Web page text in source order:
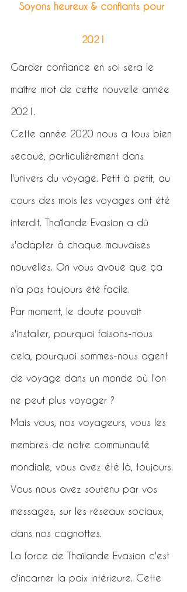
Soyons heureux & confiants pour
2021
Garder confiance en soi sera le
maître mot de cette nouvelle année
2021.
Cette année 2020 nous a tous bien
secoué, particulièrement dans
l'univers du voyage. Petit à petit, au
cours des mois les voyages ont été
interdit. Thaïlande Evasion a dû
s'adapter à chaque mauvaises
nouvelles. On vous avoue que ça
n'a pas toujours été facile.
Par moment, le doute pouvait
s'installer, pourquoi faisons-nous
cela, pourquoi sommes-nous agent
de voyage dans un monde où l'on
ne peut plus voyager ?
Mais vous, nos voyageurs, vous les
membres de notre communauté
mondiale, vous avez été là, toujours.
Vous nous avez soutenu par vos
messages, sur les réseaux sociaux,
dans nos cagnottes.
La force de Thaïlande Evasion c'est
d'incarner la paix intérieure. Cette